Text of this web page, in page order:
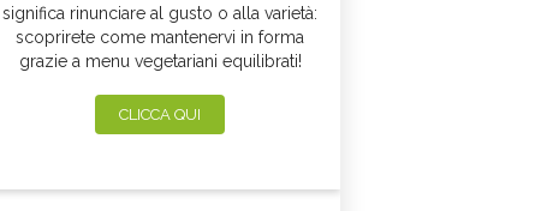
significa rinunciare al gusto o alla varietà:
scoprirete come mantenervi in forma
grazie a menu vegetariani equilibrati!
CLICCA QUI